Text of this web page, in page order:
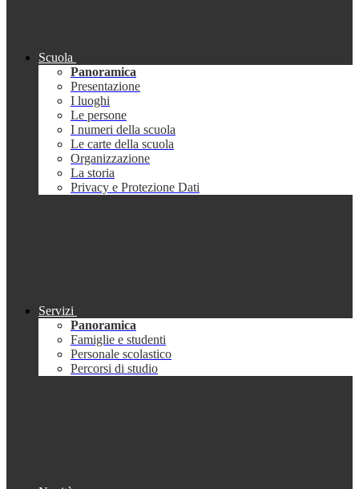
Scuola
Panoramica
Presentazione
I luoghi
Le persone
I numeri della scuola
Le carte della scuola
Organizzazione
La storia
Privacy e Protezione Dati
Servizi
Panoramica
Famiglie e studenti
Personale scolastico
Percorsi di studio